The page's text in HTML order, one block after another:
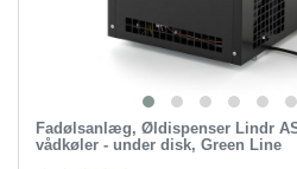
Fadølsanlæg, Øldispenser Lindr
vådkøler - under disk, Green Line